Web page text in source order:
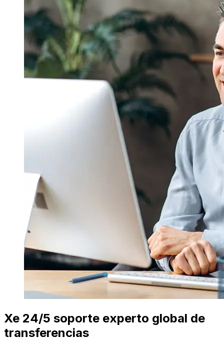
Xe 24/5 soporte experto global de
transferencias